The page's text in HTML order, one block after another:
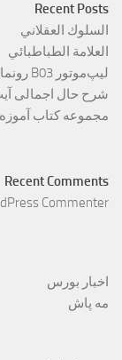
Recent Posts
السلوك العقلاني
العلامة الطباطبائي
لیپ‌موتور B03 رونمایی شد؛
شرح حال اجمالی
مجموعه کتاب
Recent Comments
Commenter
اخبار بورس
مه پاش